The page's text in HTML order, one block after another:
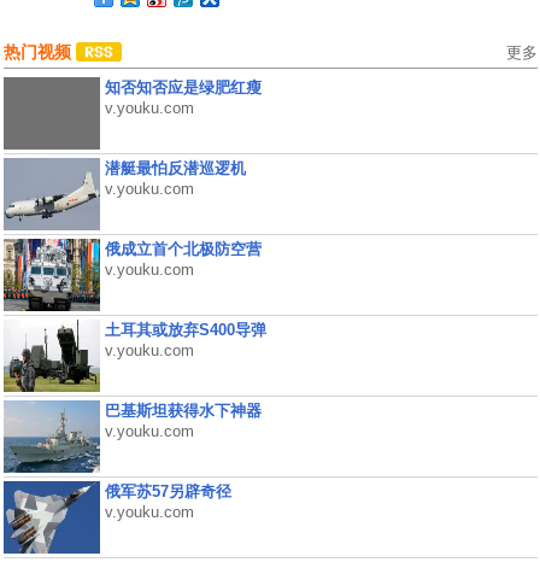
热门视频 更多
知否知否应是绿肥红瘦
v.youku.com
潜艇最怕反潜巡逻机
v.youku.com
俄成立首个北极防空营
v.youku.com
土耳其或放弃S400导弹
v.youku.com
巴基斯坦获得水下神器
v.youku.com
俄军苏57另辟奇径
v.youku.com